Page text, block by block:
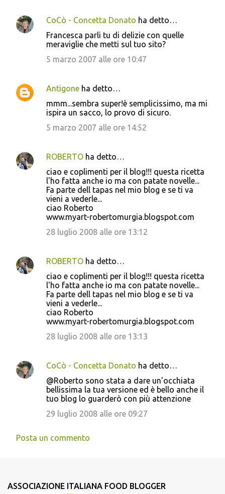
CoCò - Concetta Donato ha detto…
Francesca parli tu di delizie con quelle
meraviglie che metti sul tuo sito?
5 marzo 2007 alle ore 10:47
Antigone ha detto…
mmm...sembra super!è semplicissimo, ma mi
ispira un sacco, lo provo di sicuro.
5 marzo 2007 alle ore 14:52
ROBERTO ha detto…
ciao e coplimenti per il blog!!! questa ricetta
l'ho fatta anche io ma con patate novelle...
Fa parte dell tapas nel mio blog e se ti va
vieni a vederle...
ciao Roberto
www.myart-robertomurgia.blogspot.com
28 luglio 2008 alle ore 13:12
ROBERTO ha detto…
ciao e coplimenti per il blog!!! questa ricetta
l'ho fatta anche io ma con patate novelle...
Fa parte dell tapas nel mio blog e se ti va
vieni a vederle...
ciao Roberto
www.myart-robertomurgia.blogspot.com
28 luglio 2008 alle ore 13:13
CoCò - Concetta Donato ha detto…
@Roberto sono stata a dare un'occhiata
bellissima la tua versione ed è bello anche il
tuo blog lo guarderò con più attenzione
29 luglio 2008 alle ore 09:27
Posta un commento
ASSOCIAZIONE ITALIANA FOOD BLOGGER